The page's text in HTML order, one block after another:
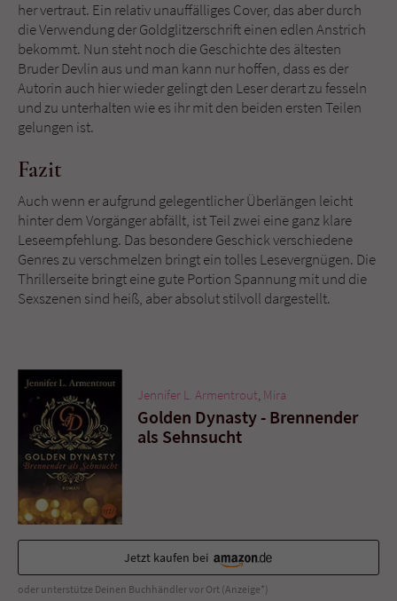
her vertraut. Ein relativ unauffälliges Cover, das aber durch
die Verwendung der Goldglitzerschrift einen edlen Anstrich
bekommt. Nun steht noch die Geschichte des ältesten
Bruder Devlin aus und man kann nur hoffen, dass es der
Autorin auch hier wieder gelingt den Leser derart zu fesseln
und zu unterhalten wie es ihr mit den beiden ersten Teilen
gelungen ist.
Fazit
Auch wenn er aufgrund gelegentlicher Überlängen leicht
hinter dem Vorgänger abfällt, ist Teil zwei eine ganz klare
Leseempfehlung. Das besondere Geschick verschiedene
Genres zu verschmelzen bringt ein tolles Lesevergnügen. Die
Thrillerseite bringt eine gute Portion Spannung mit und die
Sexszenen sind heiß, aber absolut stilvoll dargestellt.
Jennifer L. Armentrout, Mira
Golden Dynasty - Brennender
als Sehnsucht
Jetzt kaufen bei
oder unterstütze Deinen Buchhändler vor Ort (Anzeige*)